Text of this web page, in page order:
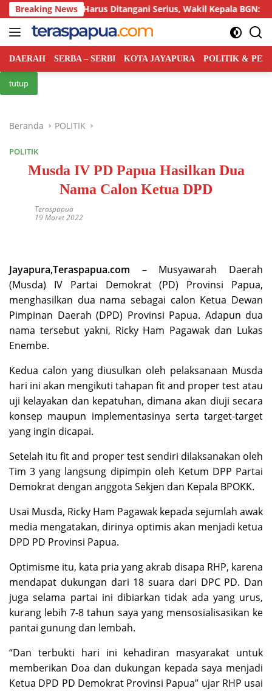
Langsung
ke
konten
Breaking News
MBG Harus Ditangani Serius, Wakil Kepala BGN: Pemda
DAERAH SERBA – SERBI KOTA JAYAPURA POLITIK &
tutup
Beranda POLITIK
POLITIK
Musda IV PD Papua Hasilkan Dua
Nama Calon Ketua DPD
Teraspapua
19 Maret 2022
Jayapura,Teraspapua.com – Musyawarah Daerah
(Musda) IV Partai Demokrat (PD) Provinsi Papua,
menghasilkan dua nama sebagai calon Ketua Dewan
Pimpinan Daerah (DPD) Provinsi Papua. Adapun dua
nama tersebut yakni, Ricky Ham Pagawak dan Lukas
Enembe.
Kedua calon yang diusulkan oleh pelaksanaan Musda
hari ini akan mengikuti tahapan fit and proper test atau
uji kelayakan dan kepatuhan, dimana akan diuji secara
konsep maupun implementasinya serta target-target
yang ingin dicapai.
Setelah itu fit and proper test sendiri dilaksanakan oleh
Tim 3 yang langsung dipimpin oleh Ketum DPP Partai
Demokrat dengan anggota Sekjen dan Kepala BPOKK.
Usai Musda, Ricky Ham Pagawak kepada sejumlah awak
media mengatakan, dirinya optimis akan menjadi ketua
DPD PD Provinsi Papua.
Optimisme itu, kata pria yang akrab disapa RHP, karena
mendapat dukungan dari 18 suara dari DPC PD. Dan
juga selama partai ini dibiarkan tidak ada yang urus,
kurang lebih 7-8 tahun saya yang mensosialisasikan ke
pantai gunung dan lembah.
“Dan terbukti hari ini kehadiran masyarakat untuk
memberikan Doa dan dukungan kepada saya menjadi
Ketua DPD PD Demokrat Provinsi Papua” ujar RHP usai